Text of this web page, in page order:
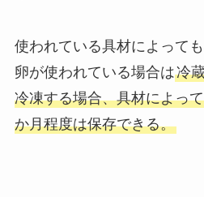
使われている具材によって
卵が使われている場合は冷
冷凍する場合、具材によっ
か月程度は保存できる。